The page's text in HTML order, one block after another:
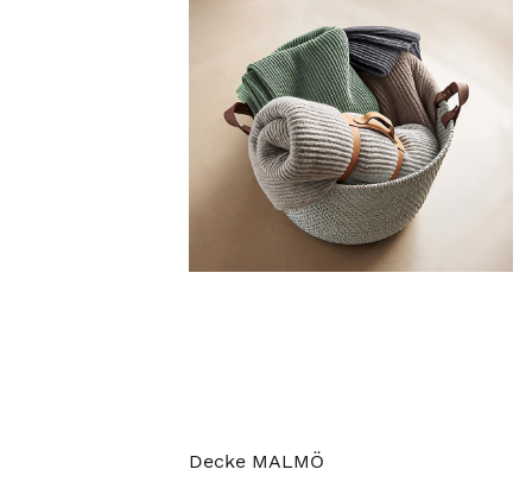
Decke MALMÖ